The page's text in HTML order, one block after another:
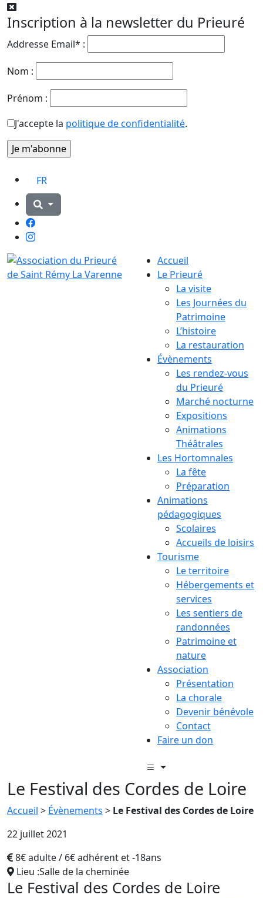
Inscription à la newsletter du Prieuré
Addresse Email* :
Nom :
Prénom :
J'accepte la politique de confidentialité.
FR
Facebook
Instagram
Accueil
Le Prieuré
La visite
Les Journées du
Patrimoine
L’histoire
La restauration
Évènements
Les rendez-vous
du Prieuré
Marché nocturne
Expositions
Animations
Théâtrales
Les Hortomnales
La fête
Préparation
Animations
pédagogiques
Scolaires
Accueils de loisirs
Tourisme
Le territoire
Hébergements et
services
Les sentiers de
randonnées
Patrimoine et
nature
Association
Présentation
La chorale
Devenir bénévole
Contact
Faire un don
Le Festival des Cordes de Loire
Accueil > Évènements > Le Festival des Cordes de Loire
22 juillet 2021
8€ adulte / 6€ adhérent et -18ans
Lieu :Salle de la cheminée
Le Festival des Cordes de Loire